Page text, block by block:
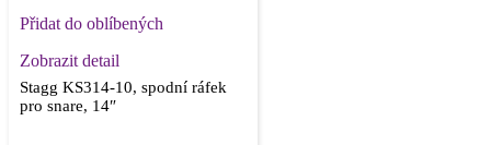
Přidat do oblíbených
Zobrazit detail
Stagg KS314-10, spodní ráfek
pro snare, 14″